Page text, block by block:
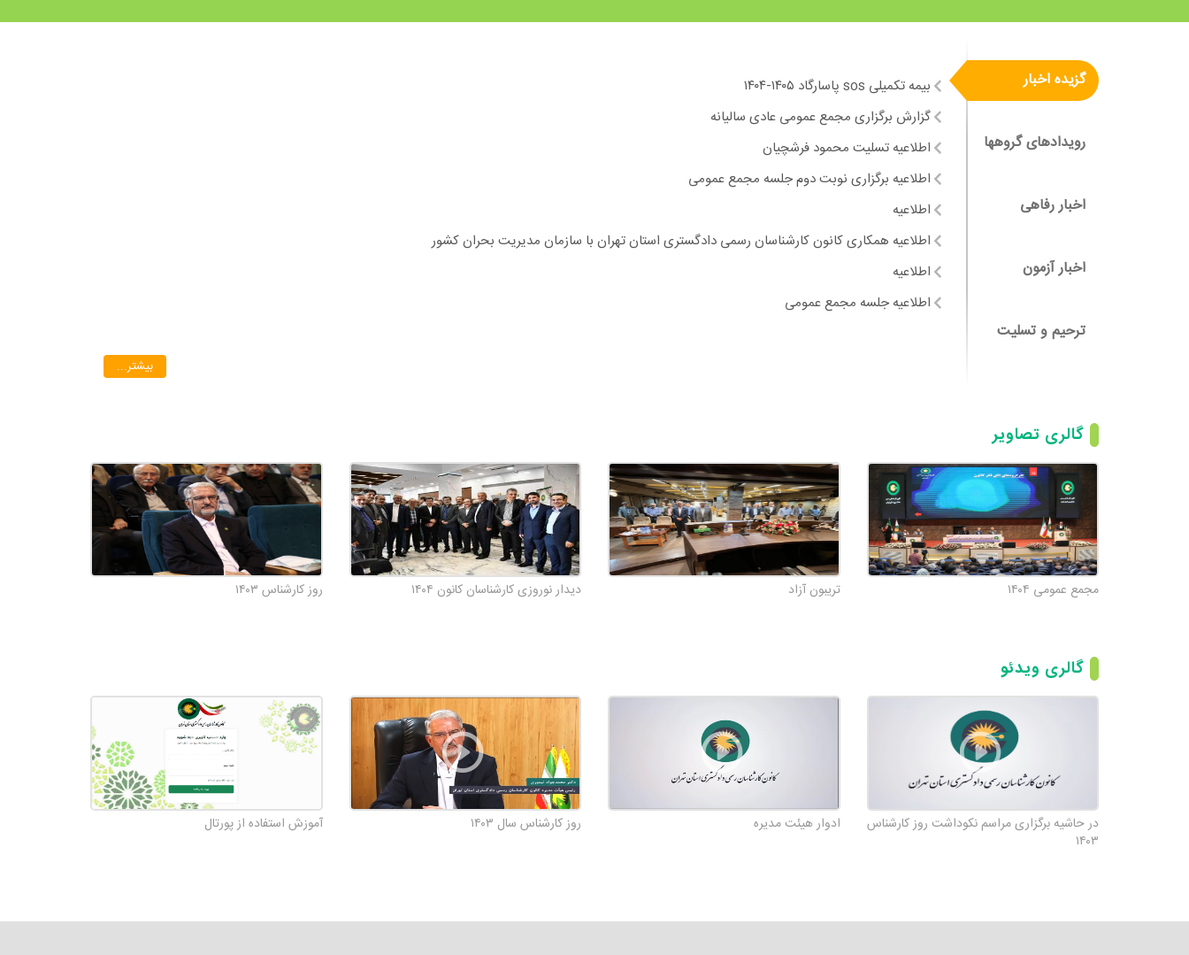
گزیده اخبار
رویدادهای گروهها
اخبار رفاهی
اخبار آزمون
ترحیم و تسلیت
بیمه تکمیلی sos پاسارگاد ۱۴۰۵-۱۴۰۴
گزارش برگزاری مجمع عمومی عادی سالیانه
اطلاعیه تسلیت محمود فرشچیان
اطلاعیه برگزاری نوبت دوم جلسه مجمع عمومی
اطلاعیه
اطلاعیه همکاری کانون کارشناسان رسمی دادگستری استان تهران با سازمان مدیریت بحران کشور
اطلاعیه
اطلاعیه جلسه مجمع عمومی
همایش توسعه نظام کارشناسی
تریبون آزاد کارشناسان با حضور رئیس و اعضای هیئت مدیره کانون
برگزاری اولین نشست دادگاههای عمومی و انقلاب با ارکان و کارشناسان رسمی دادگستری استان تهران
اطلاعیه
ضریب شرافت Decency Quotient
بیشتر...
گالری تصاویر
مجمع عمومی ۱۴۰۴ تریبون آزاد دیدار نوروزی کارشناسان کانون ۱۴۰۴ روز کارشناس ۱۴۰۳
گالری ویدئو
در حاشیه برگزاری مراسم نکوداشت روز کارشناس
۱۴۰۳
ادوار هیئت مدیره روز کارشناس سال ۱۴۰۳ آموزش استفاده از پورتال